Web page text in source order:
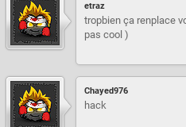
etraz
tropbien ça renplace
pas cool )
Chayed976
hack